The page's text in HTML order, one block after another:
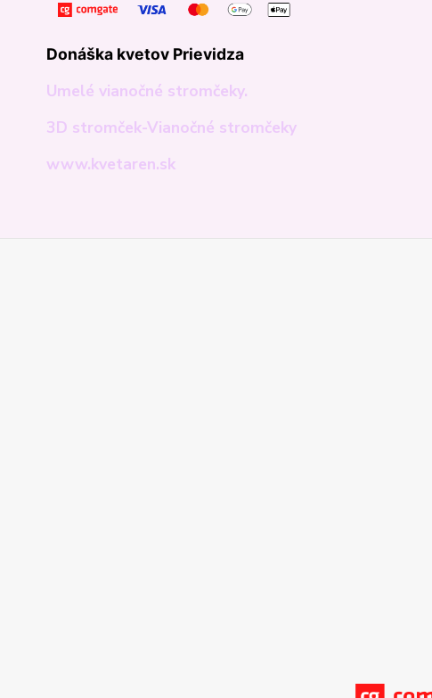
Donáška kvetov Prievidza
Umelé vianočné stromčeky.
3D stromček-Vianočné stromčeky
www.kvetaren.sk